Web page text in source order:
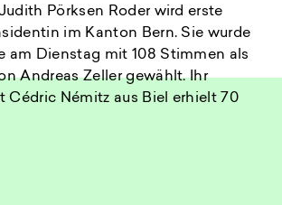
BLUESKY
Pörksen Roder wird erste
im Kanton Bern. Sie wurde
am Dienstag mit 108 Stimmen als
Andreas Zeller gewählt. Ihr
Cédric Némitz aus Biel erhielt 70